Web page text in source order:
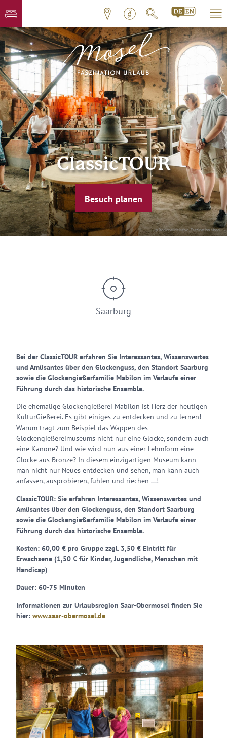
© Regionalinitiative „Faszination Mosel"
ClassicTOUR
Besuch planen
Saarburg
Bei der ClassicTOUR erfahren Sie Interessantes, Wissenswertes
und Amüsantes über den Glockenguss, den Standort Saarburg
sowie die Glockengießerfamilie Mabilon im Verlaufe einer
Führung durch das historische Ensemble.
Die ehemalige Glockengießerei Mabilon ist Herz der heutigen
KulturGießerei. Es gibt einiges zu entdecken und zu lernen!
Warum trägt zum Beispiel das Wappen des
Glockengießereimuseums nicht nur eine Glocke, sondern auch
eine Kanone? Und wie wird nun aus einer Lehmform eine
Glocke aus Bronze? In diesem einzigartigen Museum kann
man nicht nur Neues entdecken und sehen, man kann auch
anfassen, ausprobieren, fühlen und riechen ...!
ClassicTOUR: Sie erfahren Interessantes, Wissenswertes und
Amüsantes über den Glockenguss, den Standort Saarburg
sowie die Glockengießerfamilie Mabilon im Verlaufe einer
Führung durch das historische Ensemble.
Kosten: 60,00 € pro Gruppe zzgl. 3,50 € Eintritt für
Erwachsene (1,50 € für Kinder, Jugendliche, Menschen mit
Handicap)
Dauer: 60-75 Minuten
Informationen zur Urlaubsregion Saar-Obermosel finden Sie
hier: www.saar-obermosel.de